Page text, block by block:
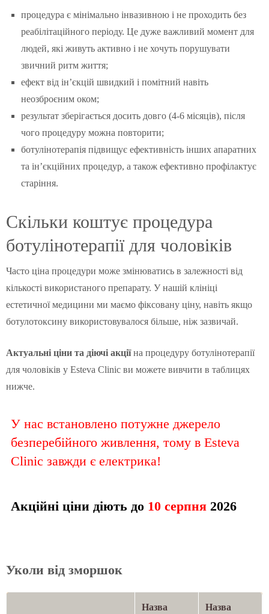
процедура є мінімально інвазивною і не проходить без
реабілітаційного періоду. Це дуже важливий момент для
людей, які живуть активно і не хочуть порушувати
звичний ритм життя;
ефект від ін’єкцій швидкий і помітний навіть
неозброєним оком;
результат зберігається досить довго (4-6 місяців), після
чого процедуру можна повторити;
ботулінотерапія підвищує ефективність інших апаратних
та ін’єкційних процедур, а також ефективно профілактує
старіння.
Скільки коштує процедура
ботулінотерапії для чоловіків
Часто ціна процедури може змінюватись в залежності від
кількості використаного препарату. У нашій клініці
естетичної медицини ми маємо фіксовану ціну, навіть якщо
ботулотоксину використовувалося більше, ніж зазвичай.
Актуальні ціни та діючі акціїна процедуру ботулінотерапії
для чоловіків у Esteva Clinic ви можете вивчити в таблицях
нижче.
У нас встановлено потужне джерело
безперебійного живлення, тому в Esteva
Clinic завжди є електрика!
Акційні ціни діють до 10 серпня 2026
Уколи від зморшок
Назва
Назва